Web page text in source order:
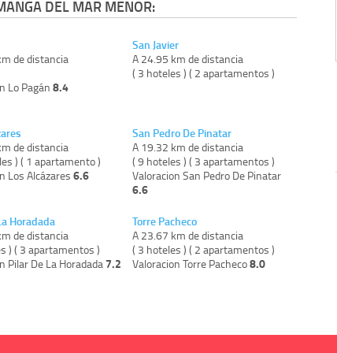
DEL MAR MENOR:
de distancia
Lo Pagán 8.4
de distancia
) ( 1 apartamento )
Los Alcázares 6.6
Horadada
de distancia
) ( 3 apartamentos )
Pilar De La Horadada 7.2
San Javier
A 24.95 km de distancia
( 3 hoteles ) ( 2 apartamentos )
San Pedro De Pinatar
A 19.32 km de distancia
( 9 hoteles ) ( 3 apartamentos )
Valoracion San Pedro De Pinatar
6.6
Torre Pacheco
A 23.67 km de distancia
( 3 hoteles ) ( 2 apartamentos )
Valoracion Torre Pacheco8.0